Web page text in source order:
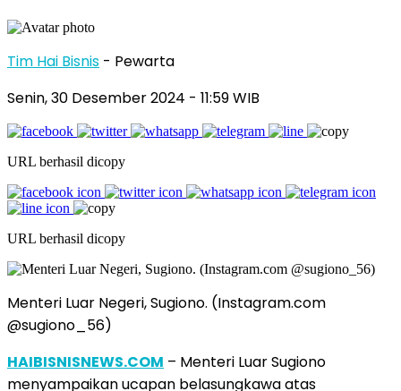
Tim Hai Bisnis - Pewarta
Senin, 30 Desember 2024 - 11:59 WIB
URL berhasil dicopy
URL berhasil dicopy
Menteri Luar Negeri, Sugiono. (Instagram.com
@sugiono_56)
HAIBISNISNEWS.COM – Menteri Luar Sugiono
menyampaikan ucapan belasungkawa atas